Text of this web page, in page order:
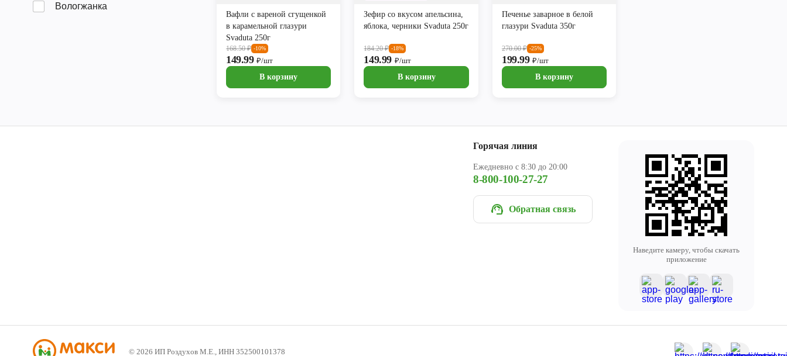
Вологжанка
Вафли с вареной сгущенкой
в карамельной глазури
Svaduta 250г
168.50₽ -10%
149.99₽/шт
В корзину
Зефир со вкусом апельсина,
яблока, черники Svaduta 250г
184.20₽ -18%
149.99 ₽/шт
В корзину
Печенье заварное в белой
глазури Svaduta 350г
270.00₽ -25%
199.99₽/шт
В корзину
Горячая линия
Ежедневно с 8:30 до 20:00
8-800-100-27-27
Обратная связь
Наведите камеру, чтобы скачать
приложение
© 2026 ИП Роздухов М.Е., ИНН 352500101378